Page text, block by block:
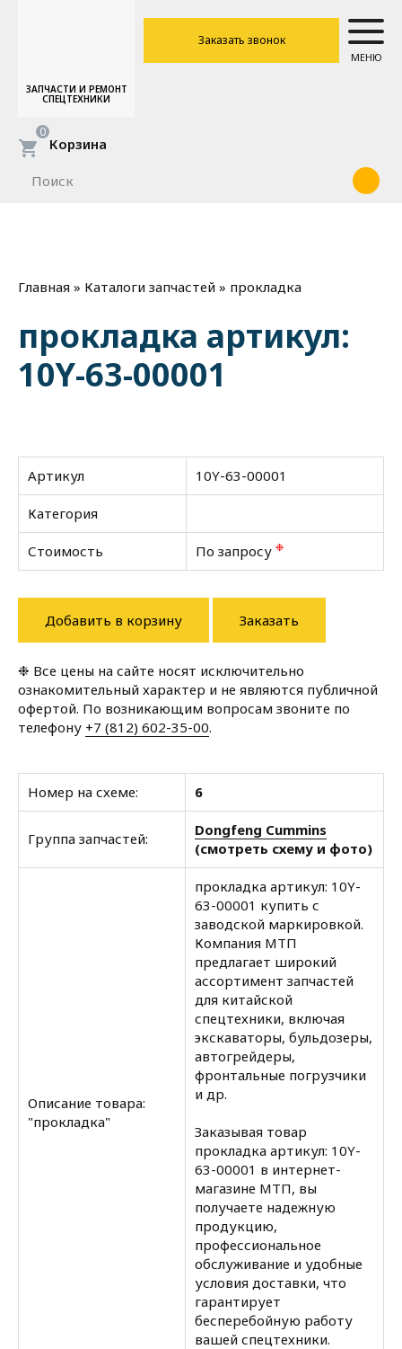
ЗАПЧАСТИ И РЕМОНТ
СПЕЦТЕХНИКИ
Заказать звонок
МЕНЮ
Корзина
0
Главная » Каталоги запчастей » прокладка
прокладка артикул:
10Y-63-00001
Артикул 10Y-63-00001
Категория
Стоимость По запросу ❉
Добавить в корзину Заказать
❉ Все цены на сайте носят исключительно
ознакомительный характер и не являются публичной
офертой. По возникающим вопросам звоните по
телефону +7 (812) 602-35-00.
Номер на схеме: 6
Группа запчастей:
Dongfeng Cummins
(смотреть схему и фото)
Описание товара:
"прокладка"
прокладка артикул: 10Y-
63-00001 купить с
заводской маркировкой.
Компания МТП
предлагает широкий
ассортимент запчастей
для китайской
спецтехники, включая
экскаваторы, бульдозеры,
автогрейдеры,
фронтальные погрузчики
и др.
Заказывая товар
прокладка артикул: 10Y-
63-00001 в интернет-
магазине МТП, вы
получаете надежную
продукцию,
профессиональное
обслуживание и удобные
условия доставки, что
гарантирует
бесперебойную работу
вашей спецтехники.